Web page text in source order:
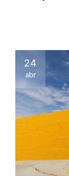
24
abr